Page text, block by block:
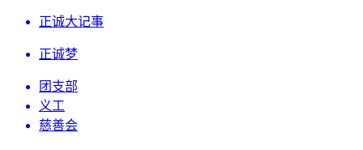
正诚大记事
正诚梦
团支部
义工
慈善会